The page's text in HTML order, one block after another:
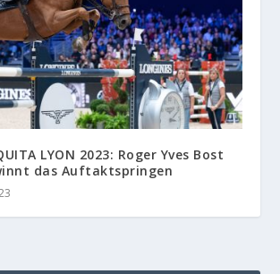
LYON 2023: Roger Yves Bost
das Auftaktspringen